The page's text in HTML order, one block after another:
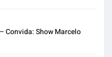
Convida: Show Marcelo